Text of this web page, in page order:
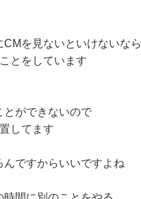
を見ないといけないなら
とをしています
とができないので
してます
ですからいいですよね